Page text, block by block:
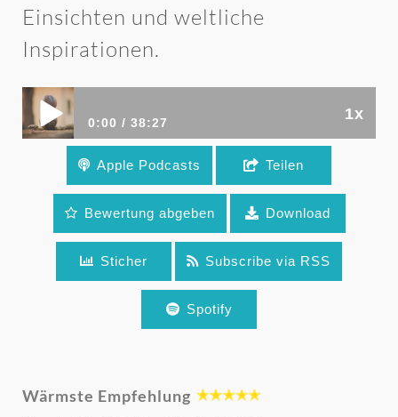
Einsichten und weltliche
Inspirationen.
1x
0:00 38:27
Was ist der Sinn unseres Lebens? Mit Maxim
Mankevich (Podcast)
Apple Podcasts Teilen
Bewertung abgeben Download
Sticher Subscribe via RSS
Spotify
Wärmste Empfehlung